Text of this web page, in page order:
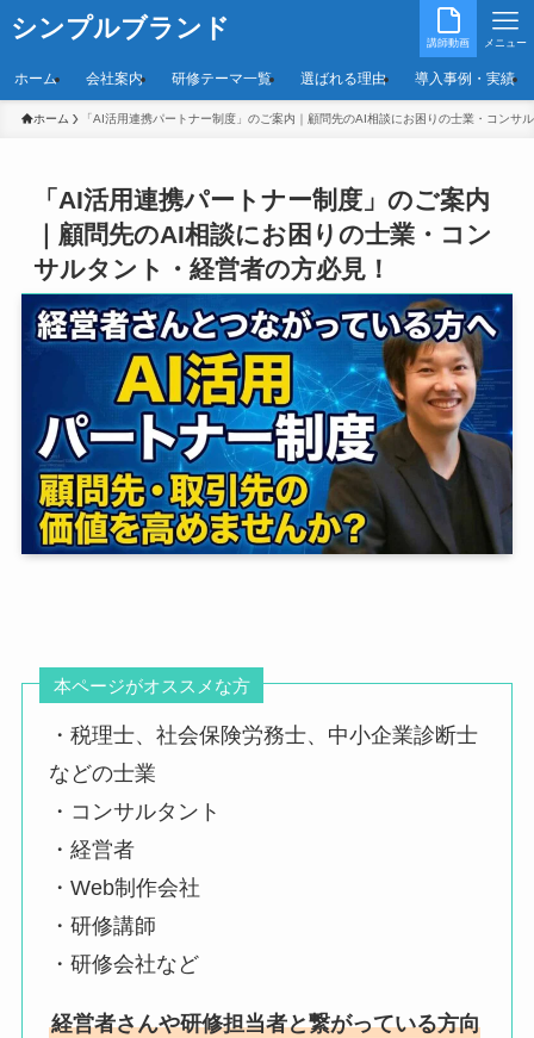
シンプルブランド 講師動画 メニュー
ホーム 会社案内 研修テーマ一覧 選ばれる理由 導入事例・実績
ホーム 「AI活用連携パートナー制度」のご案内｜顧問先のAI相談にお困りの士業・コンサ
「AI活用連携パートナー制度」のご案内
｜顧問先のAI相談にお困りの士業・コン
サルタント・経営者の方必見！
本ページがオススメな方
・税理士、社会保険労務士、中小企業診断士
などの士業
・コンサルタント
・経営者
・Web制作会社
・研修講師
・研修会社など
経営者さんや研修担当者と繋がっている方向